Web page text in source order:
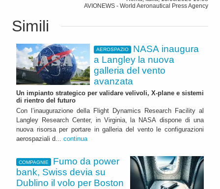
AVIONEWS - World Aeronautical Press Agency
Simili
AEROSPAZIO
NASA inaugura
a Langley la nuova
galleria del vento
avanzata
Un impianto strategico per validare velivoli, X-plane e sistemi
di rientro del futuro
Con l’inaugurazione della Flight Dynamics Research Facility al
Langley Research Center, in Virginia, la NASA dispone di una
nuova risorsa per portare in galleria del vento le configurazioni
aerospaziali d... continua
COMPAGNIE
Fumo da power
bank, Swiss devia su
Dublino il volo per Boston